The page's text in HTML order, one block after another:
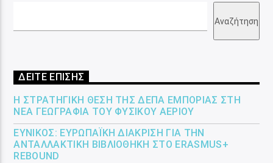
Αναζήτηση
ΔΕΙΤΕ ΕΠΙΣΗΣ
Η ΣΤΡΑΤΗΓΙΚΉ ΘΈΣΗ ΤΗΣ ΔΕΠΑ ΕΜΠΟΡΊΑΣ ΣΤΗ
ΝΈΑ ΓΕΩΓΡΑΦΊΑ ΤΟΥ ΦΥΣΙΚΟΎ ΑΕΡΊΟΥ
ΕΎΝΙΚΟΣ: ΕΥΡΩΠΑΪΚΉ ΔΙΆΚΡΙΣΗ ΓΙΑ ΤΗΝ
ΑΝΤΑΛΛΑΚΤΙΚΉ ΒΙΒΛΙΟΘΉΚΗ ΣΤΟ ERASMUS+
REBOUND